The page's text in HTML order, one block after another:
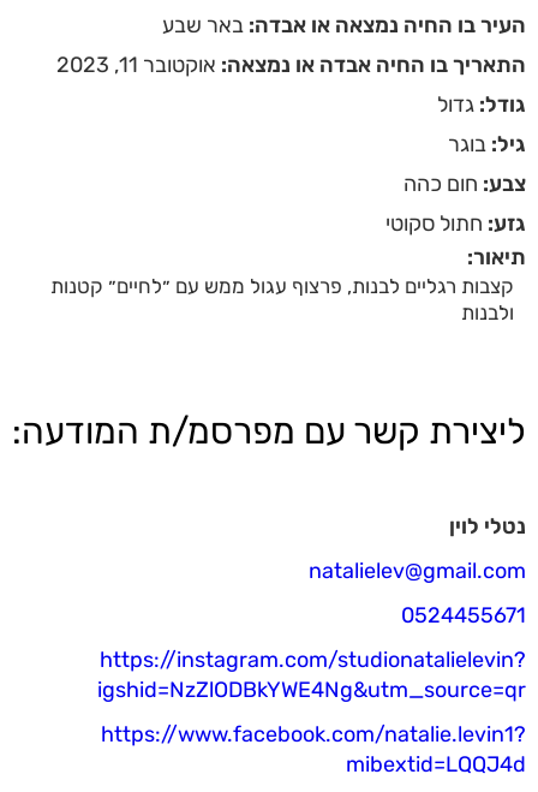
העיר בו החיה נמצאה או אבדה: באר שבע
התאריך בו החיה אבדה או נמצאה: אוקטובר 11, 2023
גודל: גדול
גיל: בוגר
צבע: חום כהה
גזע: חתול סקוטי
תיאור:
קצבות רגליים לבנות, פרצוף עגול ממש עם ״לחיים״ קטנות
ולבנות
ליצירת קשר עם מפרסמ/ת המודעה:
נטלי לוין
natalielev@gmail.com
0524455671
https://instagram.com/studionatalielevin?
igshid=NzZlODBkYWE4Ng&utm_source=qr
https://www.facebook.com/natalie.levin1?
mibextid=LQQJ4d